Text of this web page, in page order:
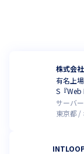
株式会
有名上
S『Web
サーバ
東京都